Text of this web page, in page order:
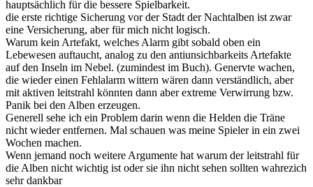
hauptsächlich für die bessere Spielbarkeit.
die erste richtige Sicherung vor der Stadt der Nachtalben ist zwar
eine Versicherung, aber für mich nicht logisch.
Warum kein Artefakt, welches Alarm gibt sobald oben ein
Lebewesen auftaucht, analog zu den antiunsichbarkeits Artefakte
auf den Inseln im Nebel. (zumindest im Buch). Genervte wachen,
die wieder einen Fehlalarm wittern wären dann verständlich, aber
mit aktiven leitstrahl könnten dann aber extreme Verwirrung bzw.
Panik bei den Alben erzeugen.
Generell sehe ich ein Problem darin wenn die Helden die Träne
nicht wieder entfernen. Mal schauen was meine Spieler in ein zwei
Wochen machen.
Wenn jemand noch weitere Argumente hat warum der leitstrahl für
die Alben nicht wichtig ist oder sie ihn nicht sehen sollten wahrezich
sehr dankbar